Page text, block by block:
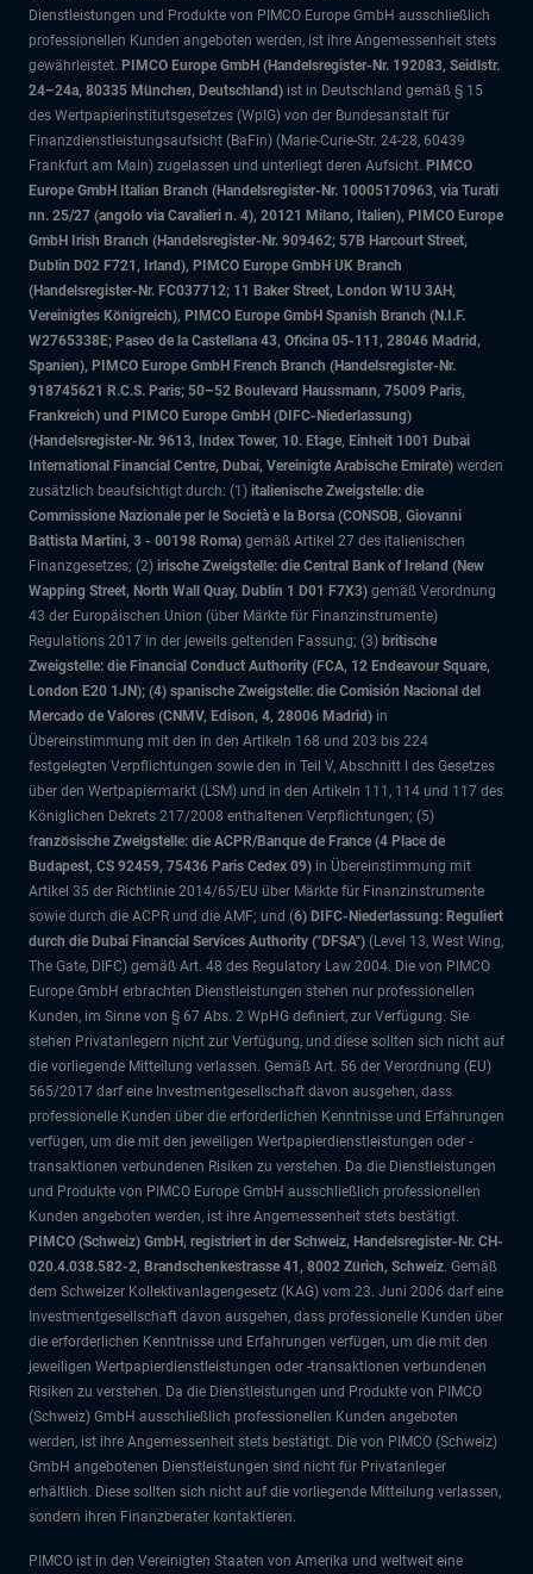
Dienstleistungen und Produkte von PIMCO Europe GmbH ausschließlich
professionellen Kunden angeboten werden, ist ihre Angemessenheit stets
gewährleistet. PIMCO Europe GmbH (Handelsregister-Nr. 192083, Seidlstr.
24–24a, 80335 München, Deutschland) ist in Deutschland gemäß § 15
des Wertpapierinstitutsgesetzes (WpIG) von der Bundesanstalt für
Finanzdienstleistungsaufsicht (BaFin) (Marie-Curie-Str. 24-28, 60439
Frankfurt am Main) zugelassen und unterliegt deren Aufsicht. PIMCO
Europe GmbH Italian Branch (Handelsregister-Nr. 10005170963, via Turati
nn. 25/27 (angolo via Cavalieri n. 4), 20121 Milano, Italien), PIMCO Europe
GmbH Irish Branch (Handelsregister-Nr. 909462; 57B Harcourt Street,
Dublin D02 F721, Irland), PIMCO Europe GmbH UK Branch
(Handelsregister-Nr. FC037712; 11 Baker Street, London W1U 3AH,
Vereinigtes Königreich), PIMCO Europe GmbH Spanish Branch (N.I.F.
W2765338E; Paseo de la Castellana 43, Oficina 05-111, 28046 Madrid,
Spanien), PIMCO Europe GmbH French Branch (Handelsregister-Nr.
918745621 R.C.S. Paris; 50–52 Boulevard Haussmann, 75009 Paris,
Frankreich) und PIMCO Europe GmbH (DIFC-Niederlassung)
(Handelsregister-Nr. 9613, Index Tower, 10. Etage, Einheit 1001 Dubai
International Financial Centre, Dubai, Vereinigte Arabische Emirate) werden
zusätzlich beaufsichtigt durch: (1) italienische Zweigstelle: die
Commissione Nazionale per le Società e la Borsa (CONSOB, Giovanni
Battista Martini, 3 - 00198 Roma) gemäß Artikel 27 des italienischen
Finanzgesetzes; (2) irische Zweigstelle: die Central Bank of Ireland (New
Wapping Street, North Wall Quay, Dublin 1 D01 F7X3) gemäß Verordnung
43 der Europäischen Union (über Märkte für Finanzinstrumente)
Regulations 2017 in der jeweils geltenden Fassung; (3) britische
Zweigstelle: die Financial Conduct Authority (FCA, 12 Endeavour Square,
London E20 1JN); (4) spanische Zweigstelle: die Comisión Nacional del
Mercado de Valores (CNMV, Edison, 4, 28006 Madrid) in
Übereinstimmung mit den in den Artikeln 168 und 203 bis 224
festgelegten Verpflichtungen sowie den in Teil V, Abschnitt I des Gesetzes
über den Wertpapiermarkt (LSM) und in den Artikeln 111, 114 und 117 des
Königlichen Dekrets 217/2008 enthaltenen Verpflichtungen; (5)
französische Zweigstelle: die ACPR/Banque de France (4 Place de
Budapest, CS 92459, 75436 Paris Cedex 09) in Übereinstimmung mit
Artikel 35 der Richtlinie 2014/65/EU über Märkte für Finanzinstrumente
sowie durch die ACPR und die AMF; und (6) DIFC-Niederlassung: Reguliert
durch die Dubai Financial Services Authority ("DFSA") (Level 13, West Wing,
The Gate, DIFC) gemäß Art. 48 des Regulatory Law 2004. Die von PIMCO
Europe GmbH erbrachten Dienstleistungen stehen nur professionellen
Kunden, im Sinne von § 67 Abs. 2 WpHG definiert, zur Verfügung. Sie
stehen Privatanlegern nicht zur Verfügung, und diese sollten sich nicht auf
die vorliegende Mitteilung verlassen. Gemäß Art. 56 der Verordnung (EU)
565/2017 darf eine Investmentgesellschaft davon ausgehen, dass
professionelle Kunden über die erforderlichen Kenntnisse und Erfahrungen
verfügen, um die mit den jeweiligen Wertpapierdienstleistungen oder -
transaktionen verbundenen Risiken zu verstehen. Da die Dienstleistungen
und Produkte von PIMCO Europe GmbH ausschließlich professionellen
Kunden angeboten werden, ist ihre Angemessenheit stets bestätigt.
PIMCO (Schweiz) GmbH, registriert in der Schweiz, Handelsregister-Nr. CH-
020.4.038.582-2, Brandschenkestrasse 41, 8002 Zürich, Schweiz. Gemäß
dem Schweizer Kollektivanlagengesetz (KAG) vom 23. Juni 2006 darf eine
Investmentgesellschaft davon ausgehen, dass professionelle Kunden über
die erforderlichen Kenntnisse und Erfahrungen verfügen, um die mit den
jeweiligen Wertpapierdienstleistungen oder -transaktionen verbundenen
Risiken zu verstehen. Da die Dienstleistungen und Produkte von PIMCO
(Schweiz) GmbH ausschließlich professionellen Kunden angeboten
werden, ist ihre Angemessenheit stets bestätigt. Die von PIMCO (Schweiz)
GmbH angebotenen Dienstleistungen sind nicht für Privatanleger
erhältlich. Diese sollten sich nicht auf die vorliegende Mitteilung verlassen,
sondern ihren Finanzberater kontaktieren.
PIMCO ist in den Vereinigten Staaten von Amerika und weltweit eine